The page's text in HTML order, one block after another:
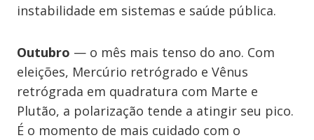
instabilidade em sistemas e saúde pública.
Outubro — o mês mais tenso do ano. Com
eleições, Mercúrio retrógrado e Vênus
retrógrada em quadratura com Marte e
Plutão, a polarização tende a atingir seu pico.
É o momento de mais cuidado com o